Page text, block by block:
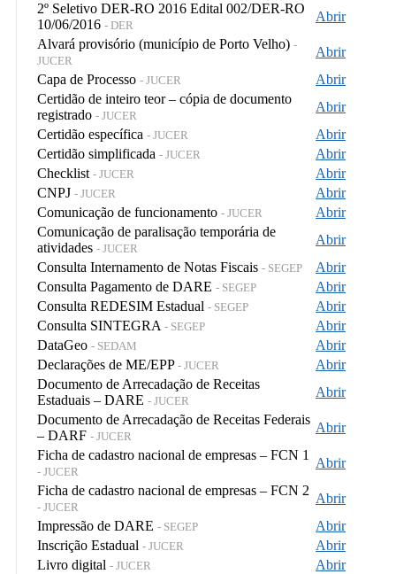
2º Seletivo DER-RO 2016 Edital 002/DER-RO
10/06/2016 - DER
Abrir
Alvará provisório (município de Porto Velho) -
JUCER
Abrir
Capa de Processo - JUCER
Abrir
Certidão de inteiro teor – cópia de documento
registrado - JUCER
Abrir
Certidão específica - JUCER
Abrir
Certidão simplificada - JUCER
Abrir
Checklist - JUCER
Abrir
CNPJ - JUCER
Abrir
Comunicação de funcionamento - JUCER
Abrir
Comunicação de paralisação temporária de
atividades - JUCER
Abrir
Consulta Internamento de Notas Fiscais - SEGEP
Abrir
Consulta Pagamento de DARE - SEGEP
Abrir
Consulta REDESIM Estadual - SEGEP
Abrir
Consulta SINTEGRA - SEGEP
Abrir
DataGeo - SEDAM
Abrir
Declarações de ME/EPP - JUCER
Abrir
Documento de Arrecadação de Receitas
Estaduais – DARE - JUCER
Abrir
Documento de Arrecadação de Receitas Federais
– DARF - JUCER
Abrir
Ficha de cadastro nacional de empresas – FCN 1
- JUCER
Abrir
Ficha de cadastro nacional de empresas – FCN 2
- JUCER
Abrir
Impressão de DARE - SEGEP
Abrir
Inscrição Estadual - JUCER
Abrir
Livro digital - JUCER
Abrir